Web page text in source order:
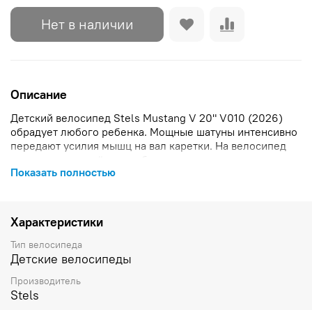
Нет в наличии
Описание
Детский велосипед Stels Mustang V 20" V010 (2026)
обрадует любого ребенка. Мощные шатуны интенсивно
передают усилия мышц на вал каретки. На велосипед
V-brake. Переключатель трансмиссии SHIMANO Tournet
сопротивляемость к износу. Колёса с жесткими
покрышками Универсальная 20"x1.95 в свою очередь
сохраняют устойчивость и делают преодоление преград
легким.
Показать полностью
Характеристики
Тип велосипеда
Детские велосипеды
Производитель
Stels